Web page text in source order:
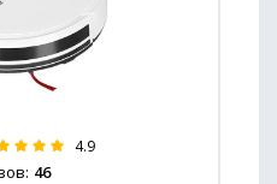
4.9
46